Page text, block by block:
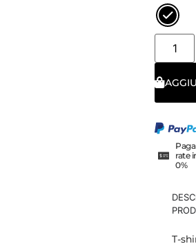
rate
0%
T-